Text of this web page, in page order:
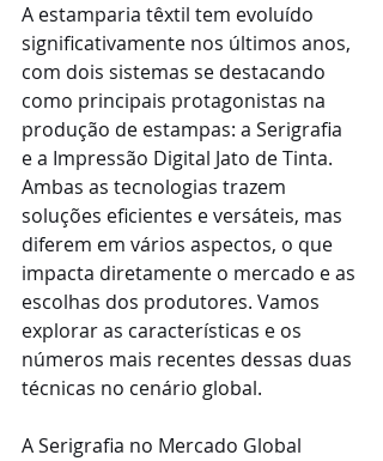
A estamparia têxtil tem evoluído
significativamente nos últimos anos,
com dois sistemas se destacando
como principais protagonistas na
produção de estampas: a Serigrafia
e a Impressão Digital Jato de Tinta.
Ambas as tecnologias trazem
soluções eficientes e versáteis, mas
diferem em vários aspectos, o que
impacta diretamente o mercado e as
escolhas dos produtores. Vamos
explorar as características e os
números mais recentes dessas duas
técnicas no cenário global.
A Serigrafia no Mercado Global